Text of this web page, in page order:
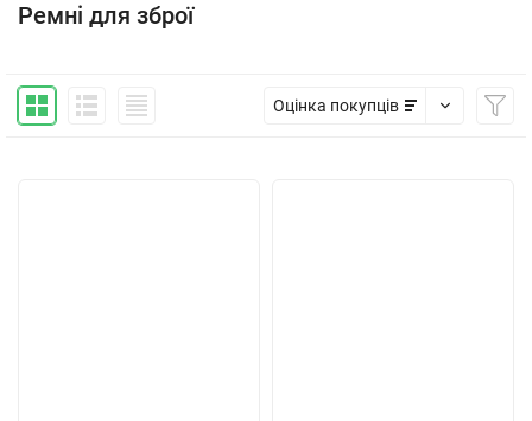
Ремні для зброї
Оцінка покупців